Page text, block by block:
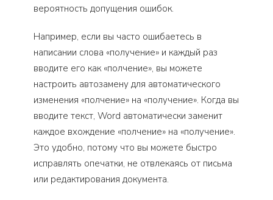
вероятность допущения ошибок.
Например, если вы часто ошибаетесь в
написании слова «получение» и каждый раз
вводите его как «полчение», вы можете
настроить автозамену для автоматического
изменения «полчение» на «получение». Когда вы
вводите текст, Word автоматически заменит
каждое вхождение «полчение» на «получение».
Это удобно, потому что вы можете быстро
исправлять опечатки, не отвлекаясь от письма
или редактирования документа.